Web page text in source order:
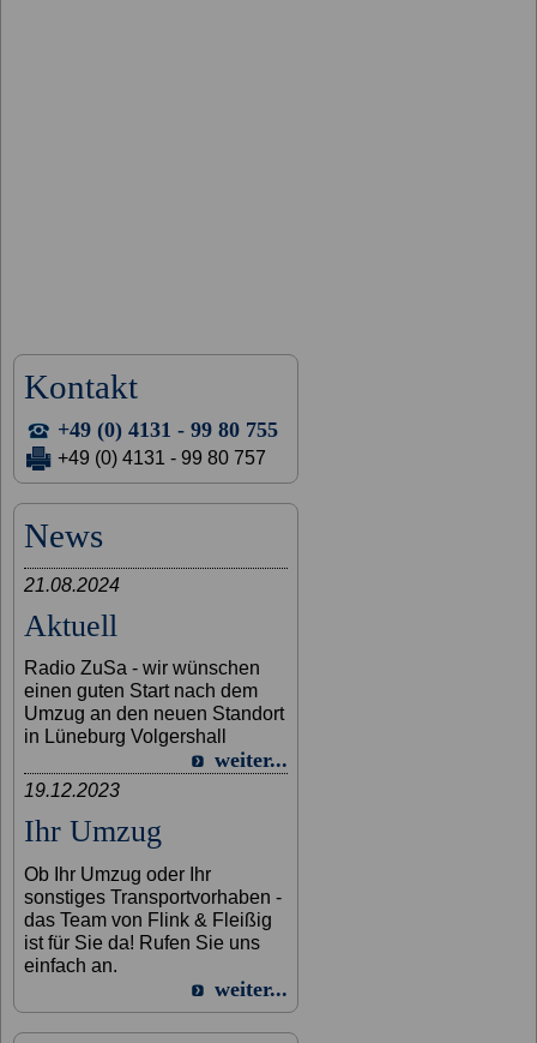
Kontakt
+49 (0) 4131 - 99 80 755
+49 (0) 4131 - 99 80 757
News
21.08.2024
Aktuell
Radio ZuSa - wir wünschen
einen guten Start nach dem
Umzug an den neuen Standort
in Lüneburg Volgershall
weiter...
19.12.2023
Ihr Umzug
Ob Ihr Umzug oder Ihr
sonstiges Transportvorhaben -
das Team von Flink & Fleißig
ist für Sie da! Rufen Sie uns
einfach an.
weiter...